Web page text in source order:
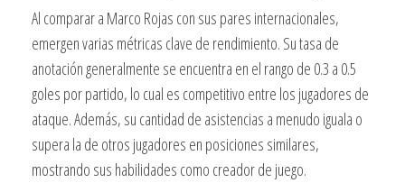
Al comparar a Marco Rojas con sus pares internacionales,
emergen varias métricas clave de rendimiento. Su tasa de
anotación generalmente se encuentra en el rango de 0.3 a 0.5
goles por partido, lo cual es competitivo entre los jugadores de
ataque. Además, su cantidad de asistencias a menudo iguala o
supera la de otros jugadores en posiciones similares,
mostrando sus habilidades como creador de juego.